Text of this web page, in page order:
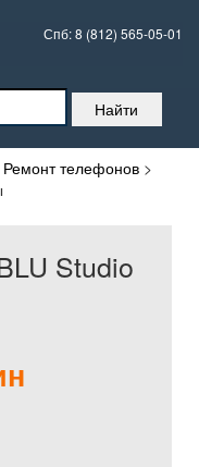
Спб:8 (812) 565-05-01
Ремонт телефонов >
Studio